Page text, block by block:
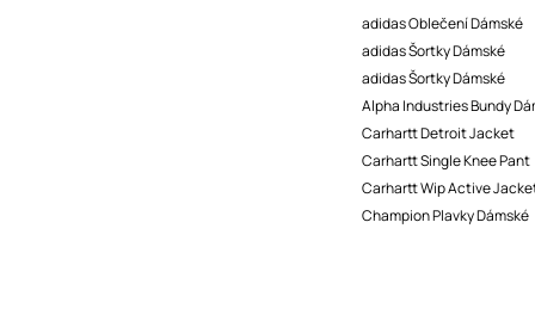
adidas Oblečení Dámské
adidas Šortky Dámské
adidas Šortky Dámské
Alpha Industries Bundy
Carhartt Detroit Jacket
Carhartt Single Knee Pant
Carhartt Wip Active
Champion Plavky Dámské